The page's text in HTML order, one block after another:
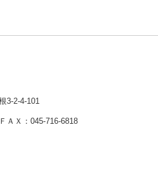
3-2-4-101
Ｘ：045-716-6818